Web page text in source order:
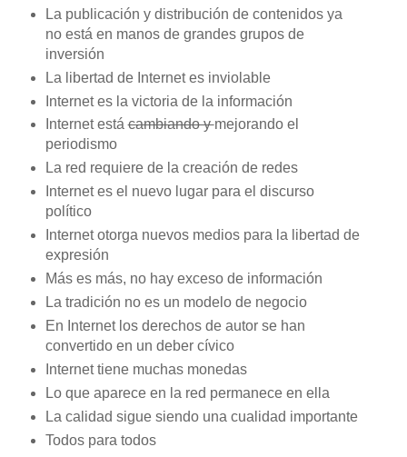
La publicación y distribución de contenidos ya
no está en manos de grandes grupos de
inversión
La libertad de Internet es inviolable
Internet es la victoria de la información
Internet estácambiando ymejorando el
periodismo
La red requiere de la creación de redes
Internet es el nuevo lugar para el discurso
político
Internet otorga nuevos medios para la libertad de
expresión
Más es más, no hay exceso de información
La tradición no es un modelo de negocio
En Internet los derechos de autor se han
convertido en un deber cívico
Internet tiene muchas monedas
Lo que aparece en la red permanece en ella
La calidad sigue siendo una cualidad importante
Todos para todos